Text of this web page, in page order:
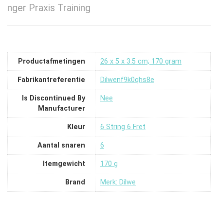
nger Praxis Training
Productafmetingen ‎26 x 5 x 3.5 cm; 170 gram
Fabrikantreferentie ‎Dilwenf9k0qhs8e
Is Discontinued By
Manufacturer
‎Nee
Kleur ‎6 String 6 Fret
Aantal snaren ‎6
Itemgewicht ‎170 g
Brand Merk: Dilwe